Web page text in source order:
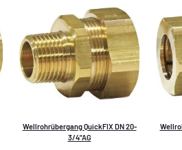
Wellrohrübergang QuickFIX DN 20-
3/4"AG